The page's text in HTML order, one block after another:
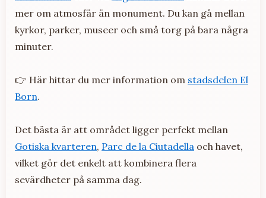
mer om atmosfär än monument. Du kan gå mellan
kyrkor, parker, museer och små torg på bara några
minuter.
👉 Här hittar du mer information om stadsdelen El
Born.
Det bästa är att området ligger perfekt mellan
Gotiska kvarteren, Parc de la Ciutadella och havet,
vilket gör det enkelt att kombinera flera
sevärdheter på samma dag.